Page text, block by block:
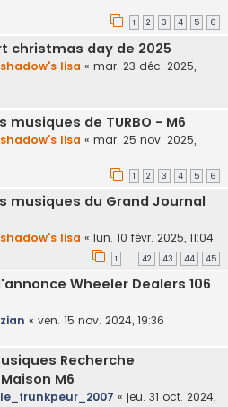
1 2 3 4 5 6
christmas day de 2025
shadow's lisa « mar. 23 déc. 2025,
musiques de TURBO - M6
shadow's lisa « mar. 25 nov. 2025,
1 2 3 4 5 6
musiques du Grand Journal
shadow's lisa « lun. 10 févr. 2025, 11:04
1 … 42 43 44 45
Wheeler Dealers 106
zian « ven. 15 nov. 2024, 19:36
Recherche
M6
le_frunkpeur_2007 « jeu. 31 oct. 2024,